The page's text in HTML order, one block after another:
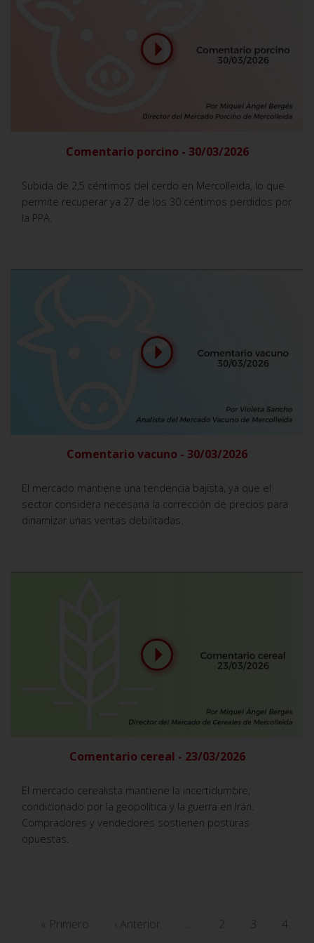
Comentario porcino - 30/03/2026
Subida de 2,5 céntimos del cerdo en Mercolleida, lo que
permite recuperar ya 27 de los 30 céntimos perdidos por
la PPA.
Comentario vacuno - 30/03/2026
El mercado mantiene una tendencia bajista, ya que el
sector considera necesaria la corrección de precios para
dinamizar unas ventas debilitadas.
Comentario cereal - 23/03/2026
El mercado cerealista mantiene la incertidumbre,
condicionado por la geopolítica y la guerra en Irán.
Compradores y vendedores sostienen posturas
opuestas.
Paginación
Primera
« Primero
Página
‹ Anterior … Página
2 Página
3
4